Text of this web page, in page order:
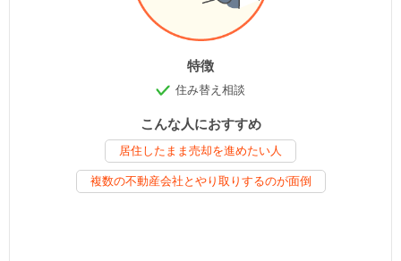
特徴
住み替え相談
こんな人におすすめ
居住したまま売却を進めたい人
複数の不動産会社とやり取りするのが面倒